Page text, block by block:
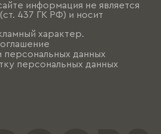
информация не является
437 ГК РФ) и носит
характер.
персональных данных
персональных данных